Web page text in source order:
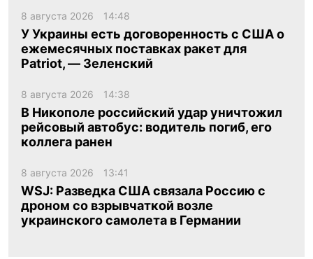
8 августа 2026 14:48
У Украины есть договоренность с США о
ежемесячных поставках ракет для
Patriot, — Зеленский
8 августа 2026 14:38
В Никополе российский удар уничтожил
рейсовый автобус: водитель погиб, его
коллега ранен
8 августа 2026 13:41
WSJ: Разведка США связала Россию с
дроном со взрывчаткой возле
украинского самолета в Германии